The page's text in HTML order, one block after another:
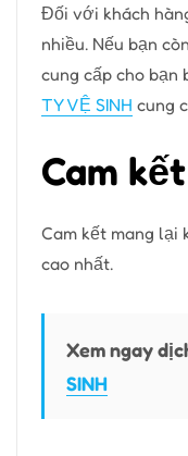
Đối với khách
nhiều. Nếu bạn
cung cấp cho bạn
TY VỆ SINH cung
Cam
Cam kết mang lại
cao nhất.
Xem ngay
SINH